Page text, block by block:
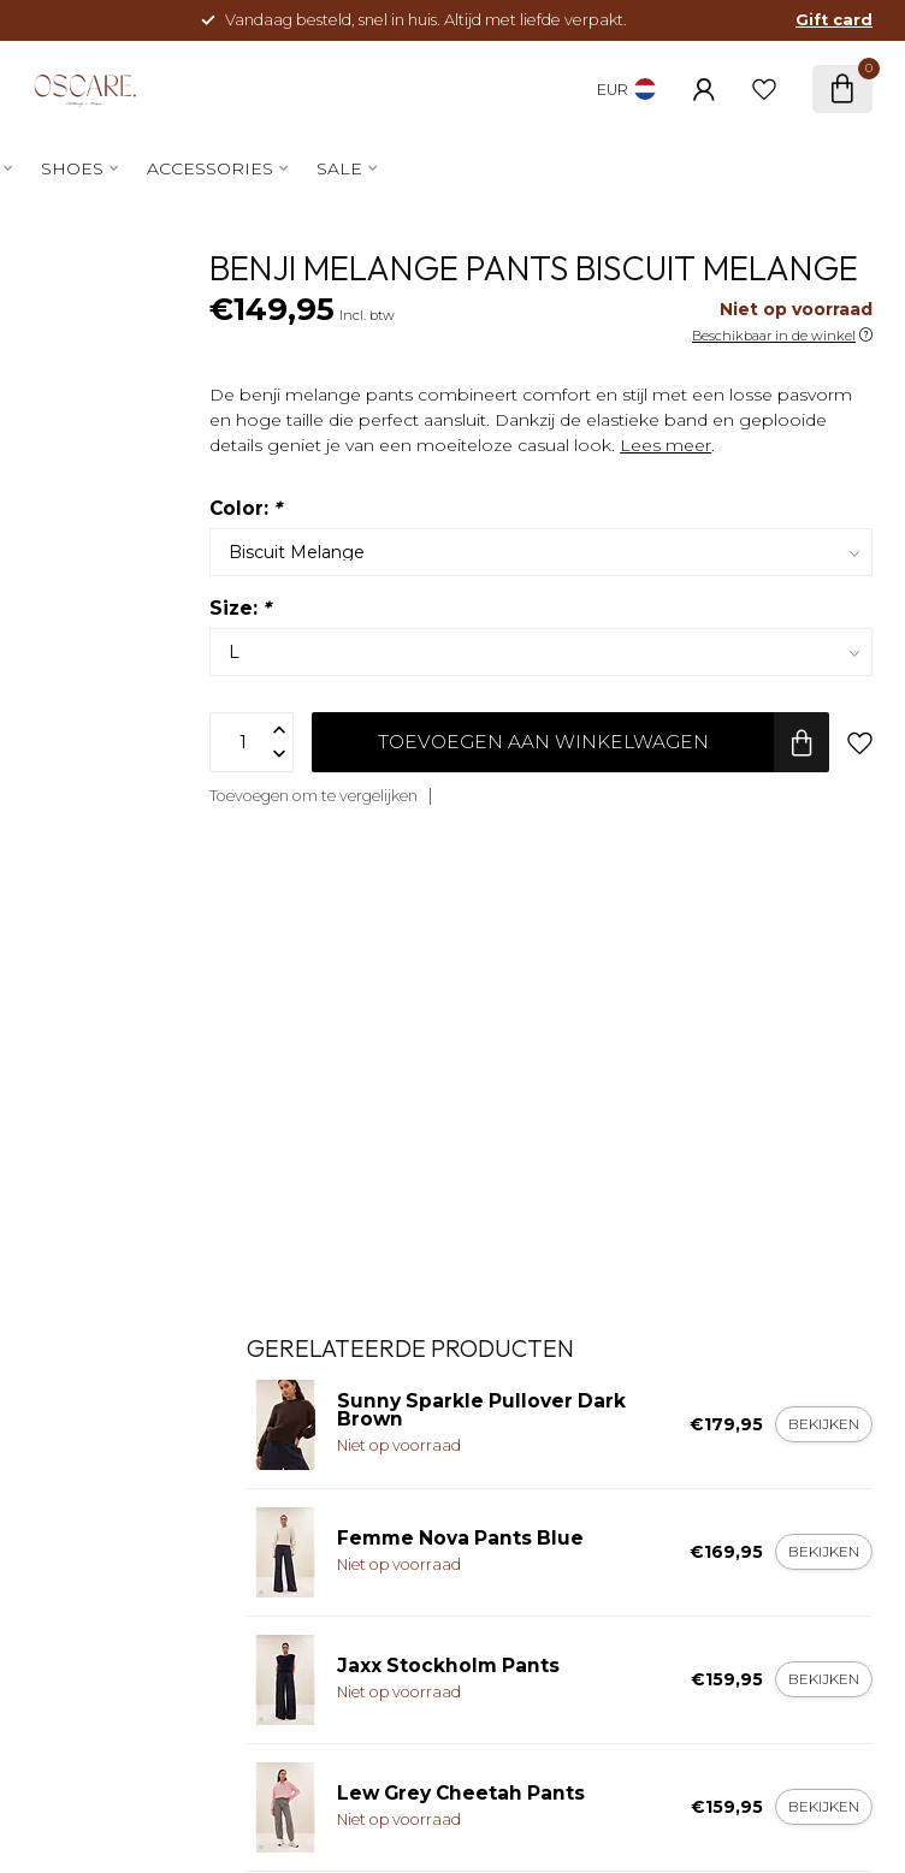
Vandaag besteld, snel in huis. Altijd met liefde verpakt. Gift card
EUR
0
SHOES ACCESSORIES SALE
BENJI MELANGE PANTS BISCUIT MELANGE
€149,95 Incl. btw Niet op voorraad
Beschikbaar in de winkel
De benji melange pants combineert comfort en stijl met een losse pasvorm
en hoge taille die perfect aansluit. Dankzij de elastieke band en geplooide
details geniet je van een moeiteloze casual look. Lees meer.
Color: *
Size: *
TOEVOEGEN AAN WINKELWAGEN
Toevoegen om te vergelijken
GERELATEERDE PRODUCTEN
Sunny Sparkle Pullover Dark
Brown
Niet op voorraad
€179,95 BEKIJKEN
Femme Nova Pants Blue
Niet op voorraad
€169,95 BEKIJKEN
Jaxx Stockholm Pants
Niet op voorraad
€159,95 BEKIJKEN
Lew Grey Cheetah Pants
Niet op voorraad
€159,95 BEKIJKEN